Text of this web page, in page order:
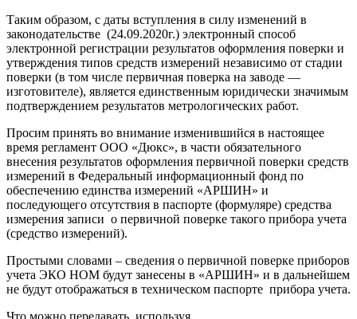
Таким образом, с даты вступления в силу изменений в
законодательстве (24.09.2020г.) электронный способ
электронной регистрации результатов оформления поверки и
утверждения типов средств измерений независимо от стадии
поверки (в том числе первичная поверка на заводе —
изготовителе), является единственным юридически значимым
подтверждением результатов метрологических работ.
Просим принять во внимание изменившийся в настоящее
время регламент ООО «Дюкс», в части обязательного
внесения результатов оформления первичной поверки средств
измерений в Федеральный информационный фонд по
обеспечению единства измерений «АРШИН» и
последующего отсутствия в паспорте (формуляре) средства
измерения записи о первичной поверке такого прибора учета
(средство измерений).
Простыми словами – сведения о первичной поверке приборов
учета ЭКО НОМ будут занесены в «АРШИН» и в дальнейшем
не будут отображаться в техническом паспорте прибора учета.
Что можно передавать, используя